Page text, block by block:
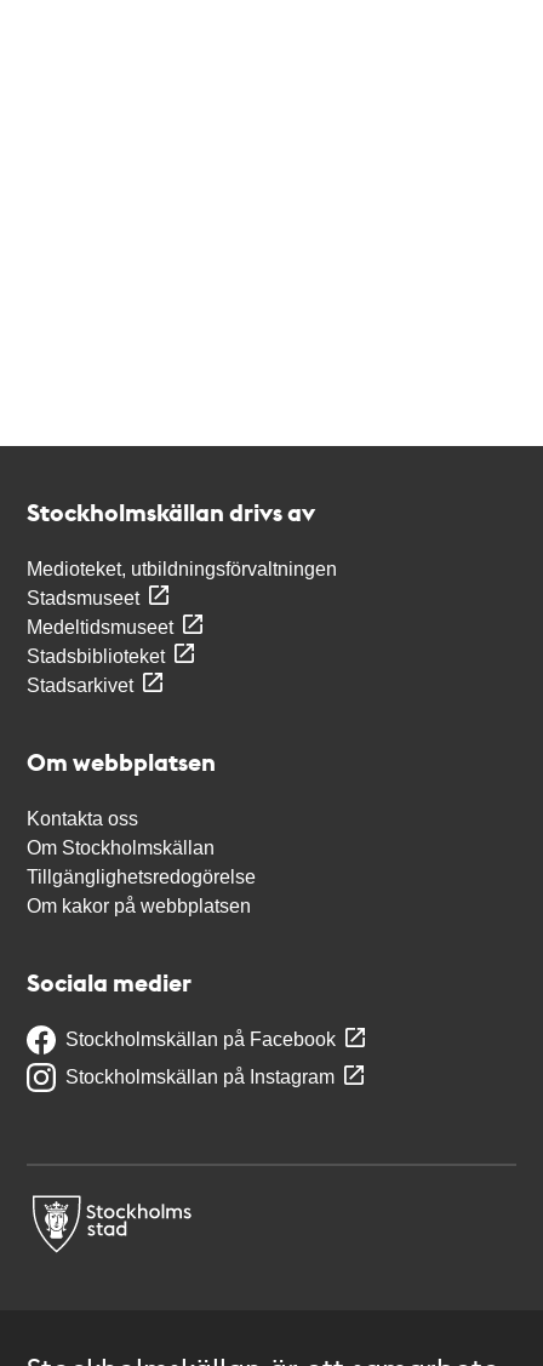
Stockholmskällan drivs av
Medioteket, utbildningsförvaltningen
Stadsmuseet
Medeltidsmuseet
Stadsbiblioteket
Stadsarkivet
Om webbplatsen
Kontakta oss
Om Stockholmskällan
Tillgänglighetsredogörelse
Om kakor på webbplatsen
Sociala medier
Stockholmskällan på Facebook
Stockholmskällan på Instagram